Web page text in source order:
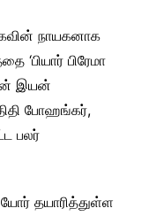
கவின் நாயகனாக
‘பியார் பிரேமா
இயன்
போஹங்கர்,
பலர்
தயாரித்துள்ள